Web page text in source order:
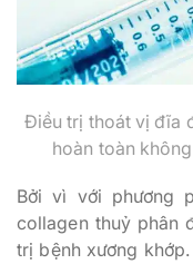
Điều trị thoát vị đĩa
hoàn toàn
Bởi vì với phương
collagen thuỷ phân
trị bệnh xương